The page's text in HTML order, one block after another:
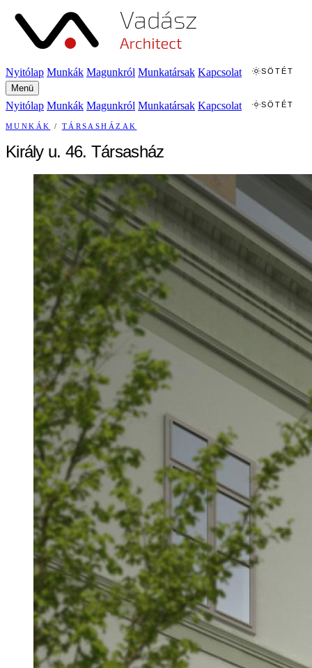
Nyitólap Munkák Magunkról Munkatársak Kapcsolat SÖTÉT
Menü
Nyitólap Munkák Magunkról Munkatársak Kapcsolat SÖTÉT
MUNKÁK / TÁRSASHÁZAK
Király u. 46. Társasház